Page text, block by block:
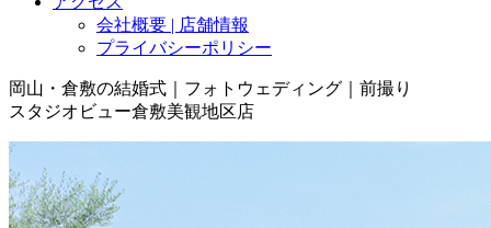
会社概要 | 店舗情報
プライバシーポリシー
岡山・倉敷の結婚式｜フォトウェディング｜前撮り
スタジオビュー倉敷美観地区店